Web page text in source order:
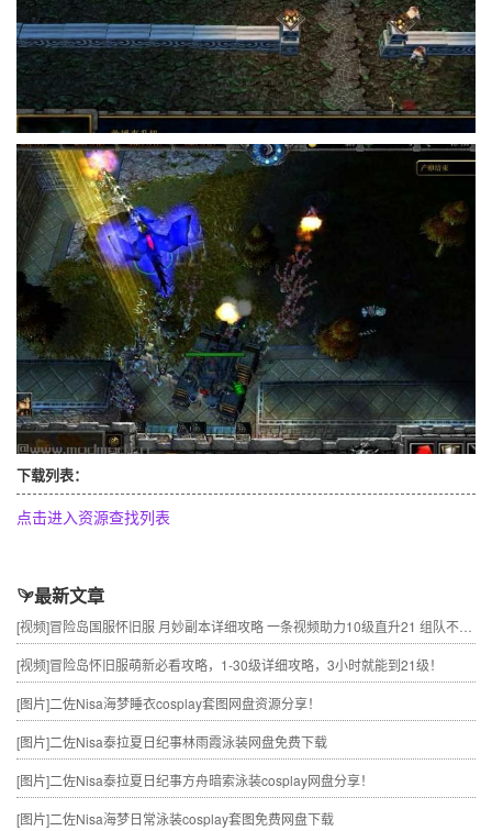
下载列表：
点击进入资源查找列表
最新文章
[视频]冒险岛国服怀旧服 月妙副本详细攻略 一条视频助力10级直升21 组队不求人
[视频]冒险岛怀旧服萌新必看攻略，1-30级详细攻略，3小时就能到21级！
[图片]二佐Nisa海梦睡衣cosplay套图网盘资源分享！
[图片]二佐Nisa泰拉夏日纪事林雨霞泳装网盘免费下载
[图片]二佐Nisa泰拉夏日纪事方舟暗索泳装cosplay网盘分享！
[图片]二佐Nisa海梦日常泳装cosplay套图免费网盘下载